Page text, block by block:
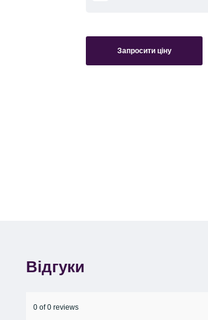
Запросити ціну
Відгуки
0 of 0 reviews